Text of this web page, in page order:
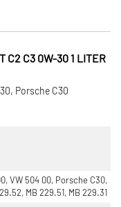
C2 C3 0W-30 1 LITER
Porsche C30
VW 504 00, Porsche C30,
MB 229.51, MB 229.31